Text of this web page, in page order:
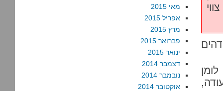
מאי 2015
אפריל 2015
מרץ 2015
פברואר 2015
ינואר 2015
דצמבר 2014
נובמבר 2014
אוקטובר 2014